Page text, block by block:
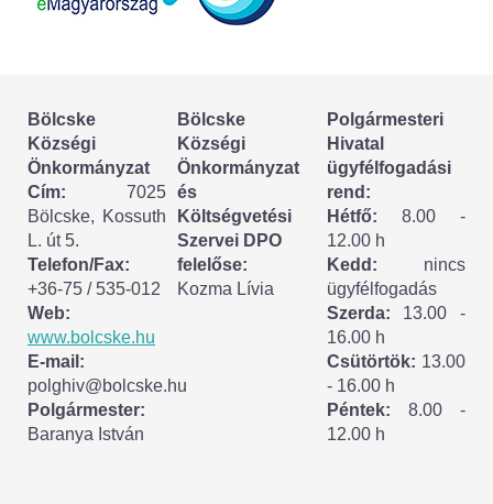
ESEMÉNYEK
TESTVÉRTELEPÜLÉSÜNK:
CSÍKSZÉPVÍZ
VÁLASZTÁSI INFORMÁCIÓK
Választási szervek
Választási ügyintézés
2024. évi általános választások
Bölcske
Községi
Önkormányzat
Cím: 7025
Bölcske, Kossuth
L. út 5.
Telefon/Fax:
+36-75 / 535-012
Web:
www.bolcske.hu
E-mail:
polghiv@bolcske.hu
Polgármester:
Baranya István
Bölcske
Községi
Önkormányzat
és
Költségvetési
Szervei DPO
felelőse:
Kozma Lívia
Polgármesteri
Hivatal
ügyfélfogadási
rend:
Hétfő: 8.00 -
12.00 h
Kedd: nincs
ügyfélfogadás
Szerda: 13.00 -
16.00 h
Csütörtök: 13.00
- 16.00 h
Péntek: 8.00 -
12.00 h